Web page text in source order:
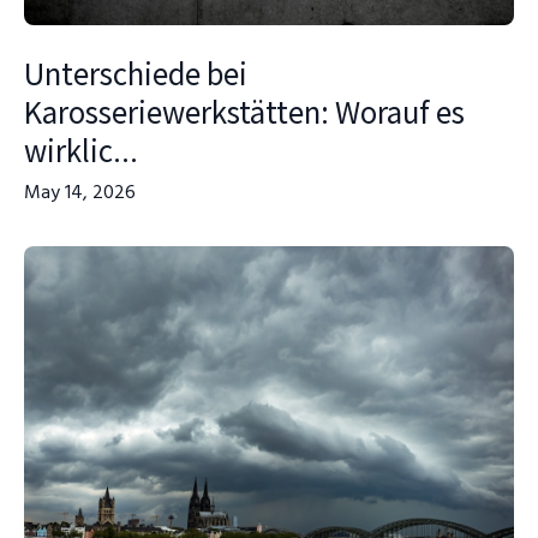
Unterschiede bei
Karosseriewerkstätten: Worauf es
wirklic...
May 14, 2026